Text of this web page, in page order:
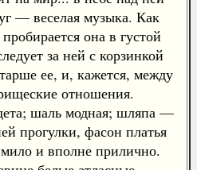
— веселая музыка. Как
она в густой
за ней с корзинкой
ее, и, кажется, между
отношения.
шаль модная; шляпа —
прогулки, фасон платья
и вполне прилично.